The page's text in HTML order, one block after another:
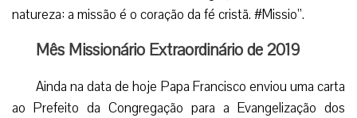
natureza: a missão é o coração da fé cristã. #Missio”.
Mês Missionário Extraordinário de 2019
Ainda na data de hoje Papa Francisco enviou uma carta
ao Prefeito da Congregação para a Evangelização dos